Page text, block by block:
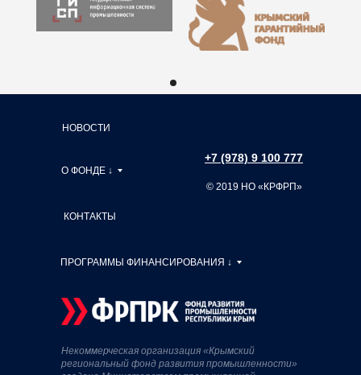
+7 (978) 9 100 777
Некоммерческая организация «Крымский
региональный фонд развития промышленности»
© 2019 НО «КРФРП»
О ФОНДЕ ↓
ПРОГРАММЫ ФИНАНСИРОВАНИЯ ↓
НОВОСТИ
КОНТАКТЫ